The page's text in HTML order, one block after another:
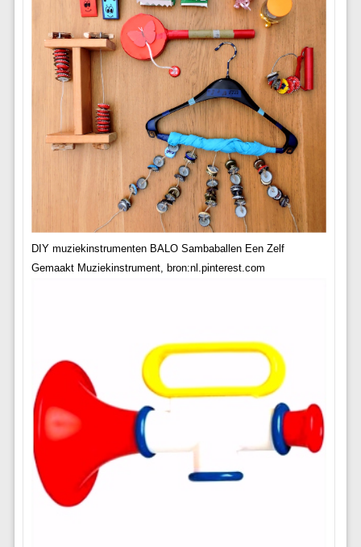
DIY muziekinstrumenten BALO Sambaballen Een Zelf
Gemaakt Muziekinstrument, bron:nl.pinterest.com